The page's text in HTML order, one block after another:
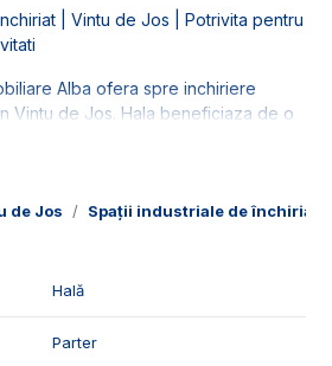
de Jos Spații industriale de închiriat
| Vintu de Jos | Potrivita pentru
Alba ofera spre inchiriere
Vintu de Jos. Hala beneficiaza de o
Hală
Parter